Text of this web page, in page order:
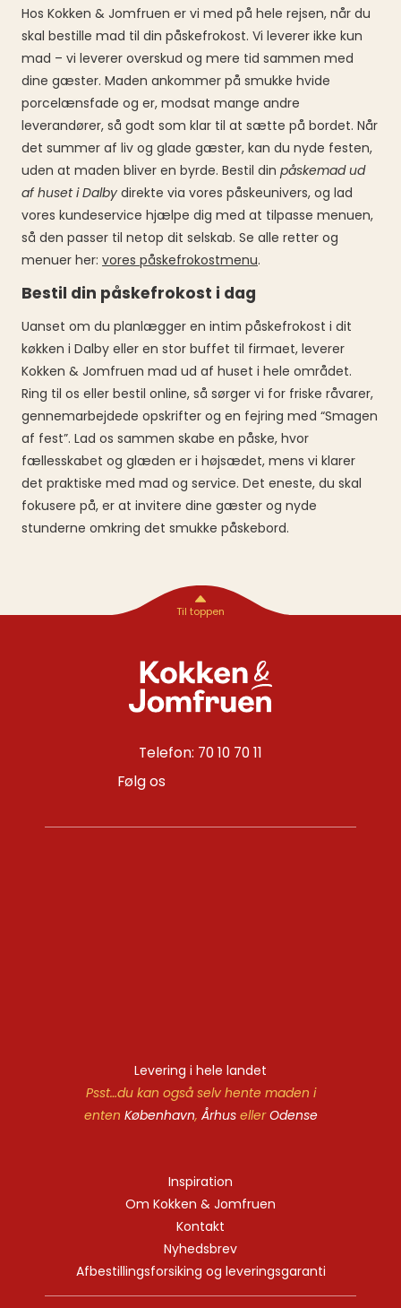
Hos Kokken & Jomfruen er vi med på hele rejsen, når du
skal bestille mad til din påskefrokost. Vi leverer ikke kun
mad – vi leverer overskud og mere tid sammen med
dine gæster. Maden ankommer på smukke hvide
porcelænsfade og er, modsat mange andre
leverandører, så godt som klar til at sætte på bordet. Når
det summer af liv og glade gæster, kan du nyde festen,
uden at maden bliver en byrde. Bestil din påskemad ud
af huset i Dalby direkte via vores påskeunivers, og lad
vores kundeservice hjælpe dig med at tilpasse menuen,
så den passer til netop dit selskab. Se alle retter og
menuer her: vores påskefrokostmenu.
Bestil din påskefrokost i dag
Uanset om du planlægger en intim påskefrokost i dit
køkken i Dalby eller en stor buffet til firmaet, leverer
Kokken & Jomfruen mad ud af huset i hele området.
Ring til os eller bestil online, så sørger vi for friske råvarer,
gennemarbejdede opskrifter og en fejring med “Smagen
af fest”. Lad os sammen skabe en påske, hvor
fællesskabet og glæden er i højsædet, mens vi klarer
det praktiske med mad og service. Det eneste, du skal
fokusere på, er at invitere dine gæster og nyde
stunderne omkring det smukke påskebord.
Telefon: 70 10 70 11
Følg os
Levering i hele landet
Psst…du kan også selv hente maden i
enten København, ÅrhusellerOdense
Inspiration
Om Kokken & Jomfruen
Kontakt
Nyhedsbrev
Afbestillingsforsiking og leveringsgaranti